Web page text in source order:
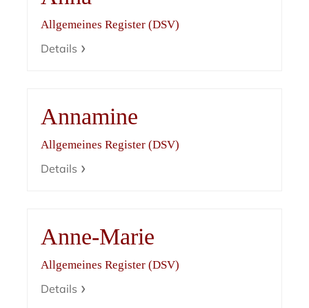
Allgemeines Register (DSV)
Details
Annamine
Allgemeines Register (DSV)
Details
Anne-Marie
Allgemeines Register (DSV)
Details